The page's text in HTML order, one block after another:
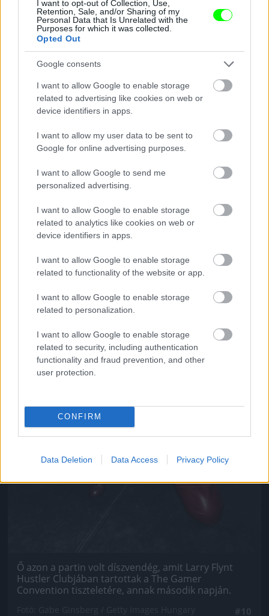
I want to opt-out of Collection, Use,
Retention, Sale, and/or Sharing of my
Personal Data that Is Unrelated with the
Purposes for which it was collected.
Opted Out
Google consents
I want to allow Google to enable storage
related to advertising like cookies on web or
device identifiers in apps.
I want to allow my user data to be sent to
Google for online advertising purposes.
I want to allow Google to send me
personalized advertising.
I want to allow Google to enable storage
related to analytics like cookies on web or
device identifiers in apps.
I want to allow Google to enable storage
related to functionality of the website or app.
I want to allow Google to enable storage
related to personalization.
I want to allow Google to enable storage
related to security, including authentication
functionality and fraud prevention, and other
user protection.
CONFIRM
Data Deletion Data Access Privacy Policy
4. Poisonne
Jön még kép!
Ő azon a partin volt díszvendég, amit Larry Flynt
Hustler Clubjában tartottak a The Gamer
Convention tiszteletére, annak második napján.